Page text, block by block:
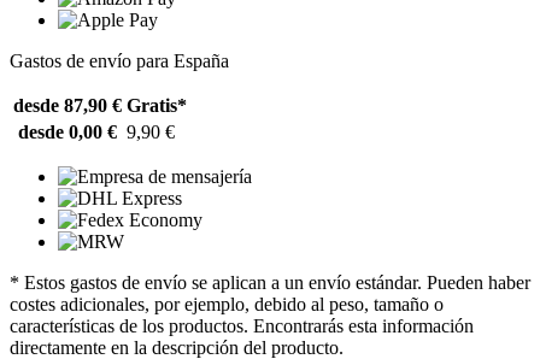
Gastos de envío para España
desde 87,90 € Gratis*
desde 0,00 € 9,90 €
* Estos gastos de envío se aplican a un envío estándar. Pueden haber
costes adicionales, por ejemplo, debido al peso, tamaño o
características de los productos. Encontrarás esta información
directamente en la descripción del producto.